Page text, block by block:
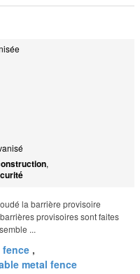
,
la barrière provisoire
provisoires sont faites
...
,
metal fence